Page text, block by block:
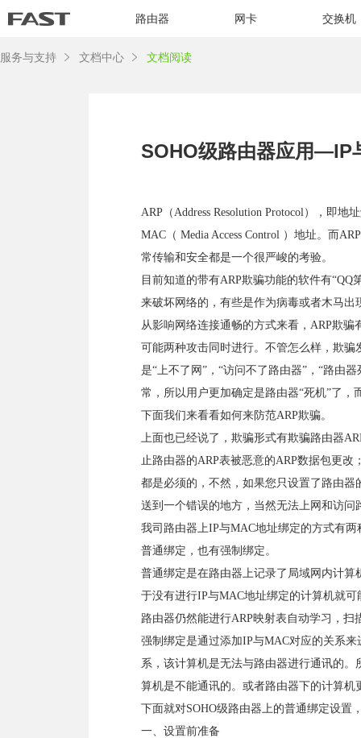
路由器 网卡 交换机
服务与支持 文档中心 文档阅读
SOHO级路由器应用—IP
ARP（Address Resolution Protocol），即
MAC（ Media Access Control ）地址。而
常传输和安全都是一个很严峻的考验。
目前知道的带有ARP欺骗功能的软件有“QQ
来破坏网络的，有些是作为病毒或者木马
从影响网络连接通畅的方式来看，ARP欺
可能两种攻击同时进行。不管怎么样，欺
是“上不了网”，“访问不了路由器”，“路由
常，所以用户更加确定是路由器“死机”了
下面我们来看看如何来防范ARP欺骗。
上面也已经说了，欺骗形式有欺骗路由器
止路由器的ARP表被恶意的ARP数据包更
都是必须的，不然，如果您只设置了路由
送到一个错误的地方，当然无法上网和访问
我司路由器上IP与MAC地址绑定的方式有
普通绑定，也有强制绑定。
普通绑定是在路由器上记录了局域网内计
于没有进行IP与MAC地址绑定的计算机就
路由器仍然能进行ARP映射表自动学习，
强制绑定是通过添加IP与MAC对应的关系
系，该计算机是无法与路由器进行通讯的
算机是不能通讯的。或者路由器下的计算
下面就对SOHO级路由器上的普通绑定设置
一、设置前准备